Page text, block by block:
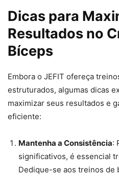
Dicas para
Resultados no
Bíceps
Embora o JEFIT ofereça
estruturados, algumas dicas
maximizar seus resultados e
eficiente:
Mantenha a Consistência:
significativos, é essencial
Dedique-se aos treinos de